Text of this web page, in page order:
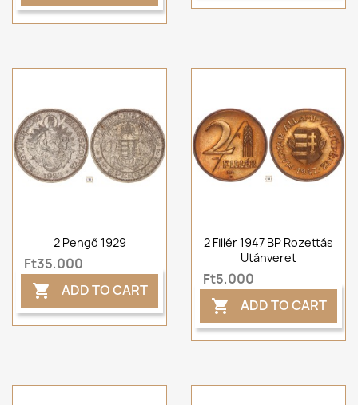
2 Pengő 1929
Ft35,000
 ADD TO CART
2 Fillér 1947 BP Rozettás
Utánveret
Ft5,000
 ADD TO CART